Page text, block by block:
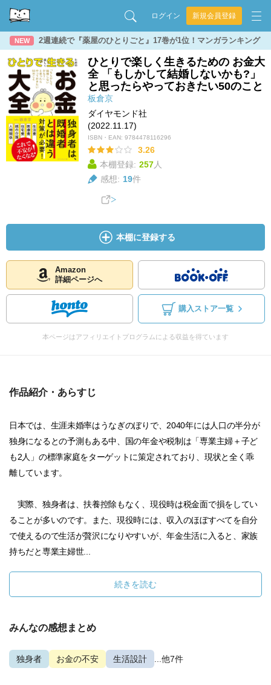
ログイン 新規会員登録
NEW 2週連続で『薬屋のひとりごと』17巻が1位！マンガランキング
ひとりで楽しく生きるための お金大
全 「もしかして結婚しないかも?」
と思ったらやっておきたい50のこと
板倉京
ダイヤモンド社
(2022.11.17)
ISBN・EAN: 9784478116296
3.26
本棚登録: 257人
感想: 19件
本棚に登録する
Amazon
詳細ページへ
購入ストア一覧
本ページはアフィリエイトプログラムによる収益を得ています
作品紹介・あらすじ
日本では、生涯未婚率はうなぎのぼりで、2040年には人口の半分が
独身になるとの予測もある中、国の年金や税制は「専業主婦＋子ど
も2人」の標準家庭をターゲットに策定されており、現状と全く乖
離しています。
実際、独身者は、扶養控除もなく、現役時は税金面で損をしてい
ることが多いのです。また、現役時には、収入のほぼすべてを自分
で使えるので生活が贅沢になりやすいが、年金生活に入ると、家族
持ちだと専業主婦世...
続きを読む
みんなの感想まとめ
独身者 お金の不安 生活設計 ...他7件